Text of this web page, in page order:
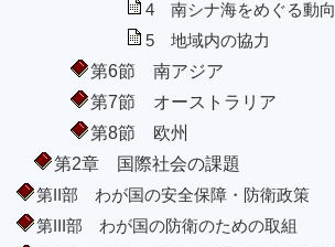
4 南シナ海をめぐる動向
5 地域内の協力
第6節 南アジア
第7節 オーストラリア
第8節 欧州
第2章 国際社会の課題
第II部 わが国の安全保障・防衛政策
第III部 わが国の防衛のための取組